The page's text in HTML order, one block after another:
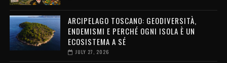
ARCIPELAGO TOSCANO: GEODIVERSITÀ,
ENDEMISMI E PERCHÉ OGNI ISOLA È UN
ECOSISTEMA A SÉ
JULY 27, 2026